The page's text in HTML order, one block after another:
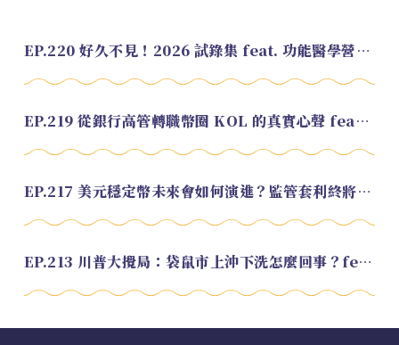
EP.220 好久不見！2026 試錄集 feat. 功能醫學營養師 美寶
EP.219 從銀行高管轉職幣圈 KOL 的真實心聲 feat.龜大
EP.217 美元穩定幣未來會如何演進？監管套利終將收斂？feat. 研究員 余哲安
EP.213 川普大攪局：袋鼠市上沖下洗怎麼回事？feat. Alvin